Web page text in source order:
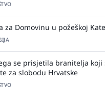
za Domovinu u požeškoj
se prisjetila branitelja koji
za slobodu Hrvatske